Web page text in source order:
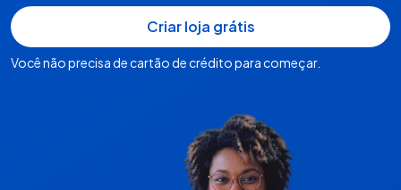
Você não precisa de cartão de crédito para começar.